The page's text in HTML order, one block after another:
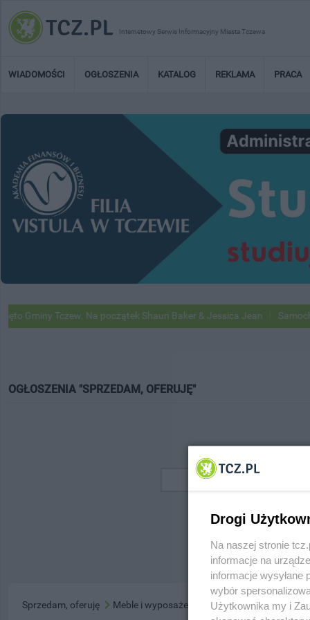
Internetowy Serwis Informacyjny Miasta Tczewa
WIADOMOŚCI OGŁOSZENIA KATALOG REKLAMA PRACA
Gminy Tczew. Na początek Shaun Baker & Jessica Jean
OGŁOSZENIA "SPRZEDAM, OFERUJĘ"
Sprzedam, oferuję Meble i wyposażenie domu
Drogi
Na naszej stronie
informacje na
informacje wysyłane
wybór
Użytkownika my i